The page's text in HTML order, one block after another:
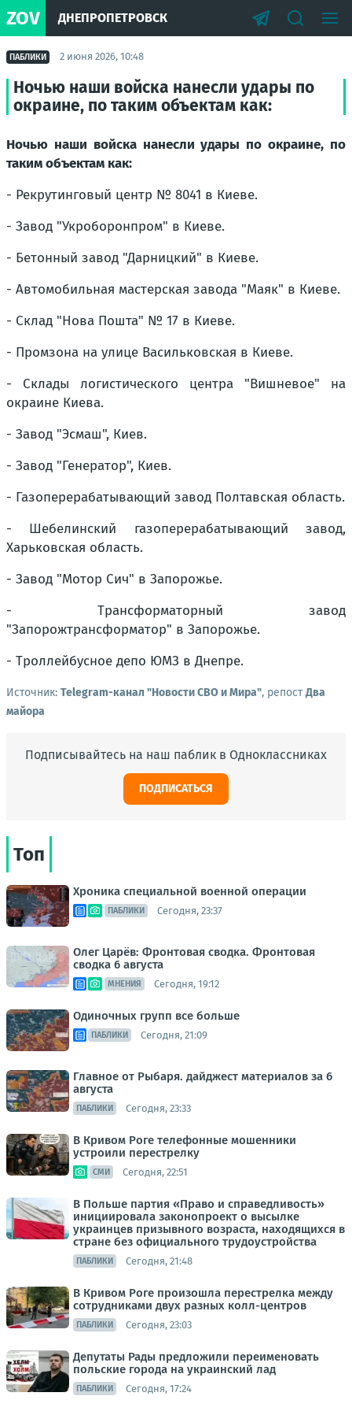
ZOV ДНЕПРОПЕТРОВСК
ПАБЛИКИ 2 июня 2026, 10:48
Ночью наши войска нанесли удары по
окраине, по таким объектам как:
Ночью наши войска нанесли удары по окраине, по
таким объектам как:
- Рекрутинговый центр № 8041 в Киеве.
- Завод "Укроборонпром" в Киеве.
- Бетонный завод "Дарницкий" в Киеве.
- Автомобильная мастерская завода "Маяк" в Киеве.
- Склад "Нова Пошта" № 17 в Киеве.
- Промзона на улице Васильковская в Киеве.
- Склады логистического центра "Вишневое" на
окраине Киева.
- Завод "Эсмаш", Киев.
- Завод "Генератор", Киев.
- Газоперерабатывающий завод Полтавская область.
- Шебелинский газоперерабатывающий завод,
Харьковская область.
- Завод "Мотор Сич" в Запорожье.
- Трансформаторный завод
"Запорожтрансформатор" в Запорожье.
- Троллейбусное депо ЮМЗ в Днепре.
Источник: Telegram-канал "Новости СВО и Мира", репостДва
майора
Подписывайтесь на наш паблик в Одноклассниках
ПОДПИСАТЬСЯ
Топ
Хроника специальной военной операции
ПАБЛИКИ Сегодня, 23:37
Олег Царёв: Фронтовая сводка. Фронтовая
сводка 6 августа
МНЕНИЯ Сегодня, 19:12
Одиночных групп все больше
ПАБЛИКИ Сегодня, 21:09
Главное от Рыбаря. дайджест материалов за 6
августа
ПАБЛИКИ Сегодня, 23:33
В Кривом Роге телефонные мошенники
устроили перестрелку
СМИ Сегодня, 22:51
В Польше партия «Право и справедливость»
инициировала законопроект о высылке
украинцев призывного возраста, находящихся в
стране без официального трудоустройства
ПАБЛИКИ Сегодня, 21:48
В Кривом Роге произошла перестрелка между
сотрудниками двух разных колл-центров
ПАБЛИКИ Сегодня, 23:03
Депутаты Рады предложили переименовать
польские города на украинский лад
ПАБЛИКИ Сегодня, 17:24